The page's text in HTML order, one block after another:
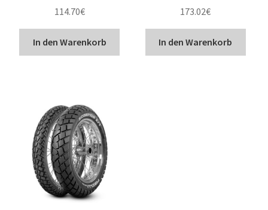
114.70€
In den Warenkorb
173.02€
In den Warenkorb